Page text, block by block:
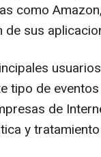
como
sus
tipo de
de
y